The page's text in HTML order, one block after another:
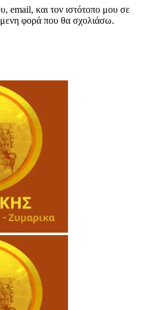
email, και τον ιστότοπο μου σε
φορά που θα σχολιάσω.